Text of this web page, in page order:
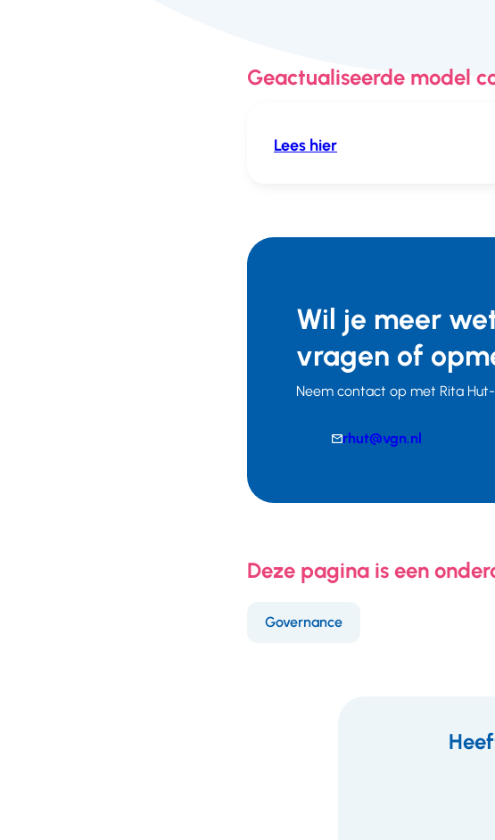
Geactualiseerde model
Lees hier
Wil je meer
vragen of
Neem contact op met Rita
rhut@vgn.nl
Deze pagina is een
Governance